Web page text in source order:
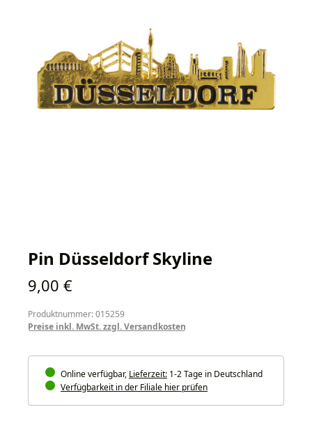
Pin Düsseldorf Skyline
Regulärer Preis:
9,00 €
Produktnummer: 015259
Preise inkl. MwSt. zzgl. Versandkosten
Online verfügbar, Lieferzeit: 1-2 Tage in Deutschland
Verfügbarkeit in der Filiale hier prüfen